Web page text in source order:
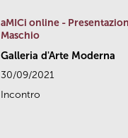
aMICi online -
Maschio
Galleria d'Arte Moderna
30/09/2021
Incontro